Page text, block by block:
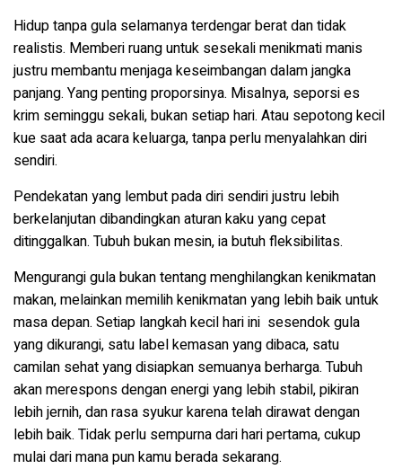
Hidup tanpa gula selamanya terdengar berat dan tidak
realistis. Memberi ruang untuk sesekali menikmati manis
justru membantu menjaga keseimbangan dalam jangka
panjang. Yang penting proporsinya. Misalnya, seporsi es
krim seminggu sekali, bukan setiap hari. Atau sepotong kecil
kue saat ada acara keluarga, tanpa perlu menyalahkan diri
sendiri.
Pendekatan yang lembut pada diri sendiri justru lebih
berkelanjutan dibandingkan aturan kaku yang cepat
ditinggalkan. Tubuh bukan mesin, ia butuh fleksibilitas.
Mengurangi gula bukan tentang menghilangkan kenikmatan
makan, melainkan memilih kenikmatan yang lebih baik untuk
masa depan. Setiap langkah kecil hari ini sesendok gula
yang dikurangi, satu label kemasan yang dibaca, satu
camilan sehat yang disiapkan semuanya berharga. Tubuh
akan merespons dengan energi yang lebih stabil, pikiran
lebih jernih, dan rasa syukur karena telah dirawat dengan
lebih baik. Tidak perlu sempurna dari hari pertama, cukup
mulai dari mana pun kamu berada sekarang.